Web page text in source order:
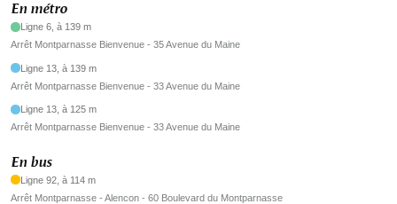
En métro
Ligne 6, à 139 m
Arrêt Montparnasse Bienvenue - 35 Avenue du Maine
Ligne 13, à 139 m
Arrêt Montparnasse Bienvenue - 33 Avenue du Maine
Ligne 13, à 125 m
Arrêt Montparnasse Bienvenue - 33 Avenue du Maine
En bus
Ligne 92, à 114 m
Arrêt Montparnasse - Alencon - 60 Boulevard du Montparnasse